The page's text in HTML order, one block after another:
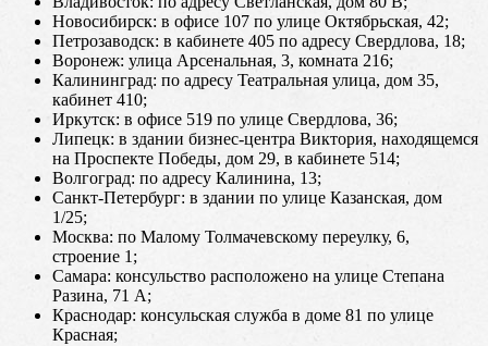
Новосибирск: в офисе 107 по улице Октябрьская, 42;
Петрозаводск: в кабинете 405 по адресу Свердлова, 18;
Воронеж: улица Арсенальная, 3, комната 216;
Калининград: по адресу Театральная улица, дом 35,
кабинет 410;
Иркутск: в офисе 519 по улице Свердлова, 36;
Липецк: в здании бизнес-центра Виктория, находящемся
на Проспекте Победы, дом 29, в кабинете 514;
Волгоград: по адресу Калинина, 13;
Санкт-Петербург: в здании по улице Казанская, дом
1/25;
Москва: по Малому Толмачевскому переулку, 6,
строение 1;
Самара: консульство расположено на улице Степана
Разина, 71 А;
Краснодар: консульская служба в доме 81 по улице
Красная;